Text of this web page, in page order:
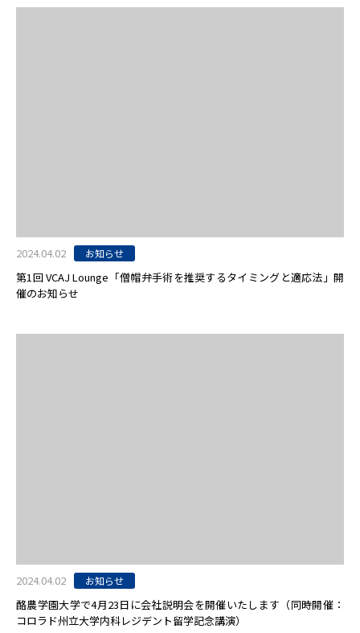
2024.04.02 お知らせ
第1回 VCAJ Lounge「僧帽弁手術を推奨するタイミングと適応法」開
催のお知らせ
2024.04.02 お知らせ
酪農学園大学で4月23日に会社説明会を開催いたします（同時開催：
コロラド州立大学内科レジデント留学記念講演）